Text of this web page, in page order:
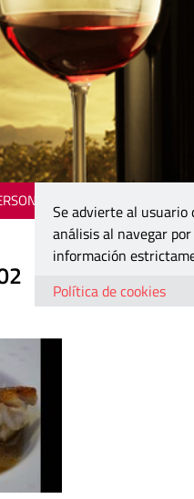
Se advierte al usuario
análisis al navegar
información
Política de cookies